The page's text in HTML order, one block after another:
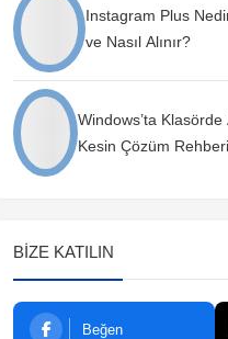
Instagram Plus
ve Nasıl Alınır?
Windows’ta Klasörde
Kesin Çözüm
BIZE KATILIN
Beğen